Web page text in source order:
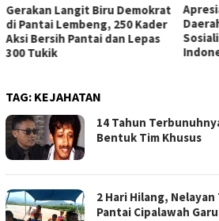
Apresiasi Sinergi Pusat-
Daerah, Bupati Bangli Buka
Sosialisasi RUU Satu Data
Indonesia
TAG: KEJAHATAN
14 Tahun
Bentuk Tim Khusus
2 Hari Hilang,
Pantai Cipalawah